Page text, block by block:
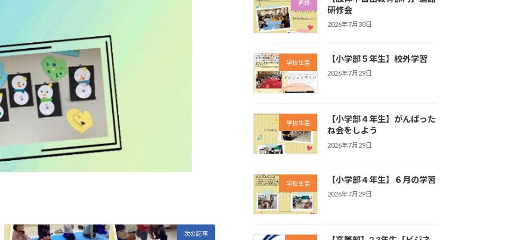
次の記事
進路
研修会
2026年7月30日
学校生活 【小学部５年生】校外学習
2026年7月29日
学校生活
【小学部４年生】がんばった
ね会をしよう
2026年7月29日
学校生活 【小学部４年生】６月の学習
2026年7月29日